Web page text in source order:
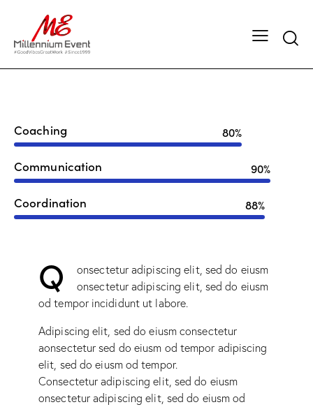
Coaching 80%
Communication 90%
Coordination 88%
Q
onsectetur adipiscing elit, sed do eiusm
onsectetur adipiscing elit, sed do eiusm
od tempor incididunt ut labore.
Adipiscing elit, sed do eiusm consectetur
aonsectetur sed do eiusm od tempor adipiscing
elit, sed do eiusm od tempor.
Consectetur adipiscing elit, sed do eiusm
onsectetur adipiscing elit, sed do eiusm od